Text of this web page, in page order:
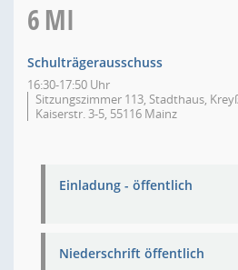
6MI
Schulträgerausschuss
16:30-17:50 Uhr
Sitzungszimmer 113, Stadthaus,
Kaiserstr. 3-5, 55116 Mainz
Einladung - öffentlich
Niederschrift öffentlich